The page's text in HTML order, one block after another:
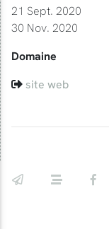
21 Sept. 2020
30 Nov. 2020
Domaine
site web